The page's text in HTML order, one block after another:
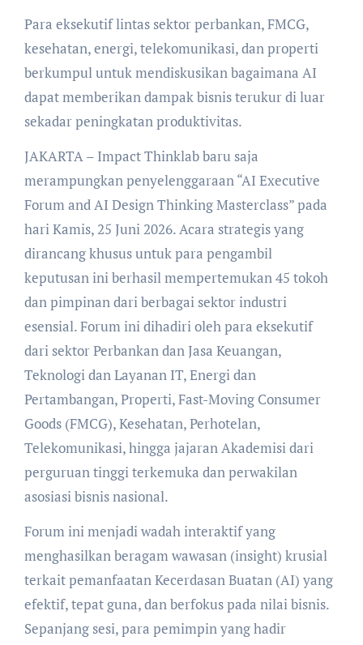
Para eksekutif lintas sektor perbankan, FMCG,
kesehatan, energi, telekomunikasi, dan properti
berkumpul untuk mendiskusikan bagaimana AI
dapat memberikan dampak bisnis terukur di luar
sekadar peningkatan produktivitas.
JAKARTA – Impact Thinklab baru saja
merampungkan penyelenggaraan “AI Executive
Forum and AI Design Thinking Masterclass” pada
hari Kamis, 25 Juni 2026. Acara strategis yang
dirancang khusus untuk para pengambil
keputusan ini berhasil mempertemukan 45 tokoh
dan pimpinan dari berbagai sektor industri
esensial. Forum ini dihadiri oleh para eksekutif
dari sektor Perbankan dan Jasa Keuangan,
Teknologi dan Layanan IT, Energi dan
Pertambangan, Properti, Fast-Moving Consumer
Goods (FMCG), Kesehatan, Perhotelan,
Telekomunikasi, hingga jajaran Akademisi dari
perguruan tinggi terkemuka dan perwakilan
asosiasi bisnis nasional.
Forum ini menjadi wadah interaktif yang
menghasilkan beragam wawasan (insight) krusial
terkait pemanfaatan Kecerdasan Buatan (AI) yang
efektif, tepat guna, dan berfokus pada nilai bisnis.
Sepanjang sesi, para pemimpin yang hadir